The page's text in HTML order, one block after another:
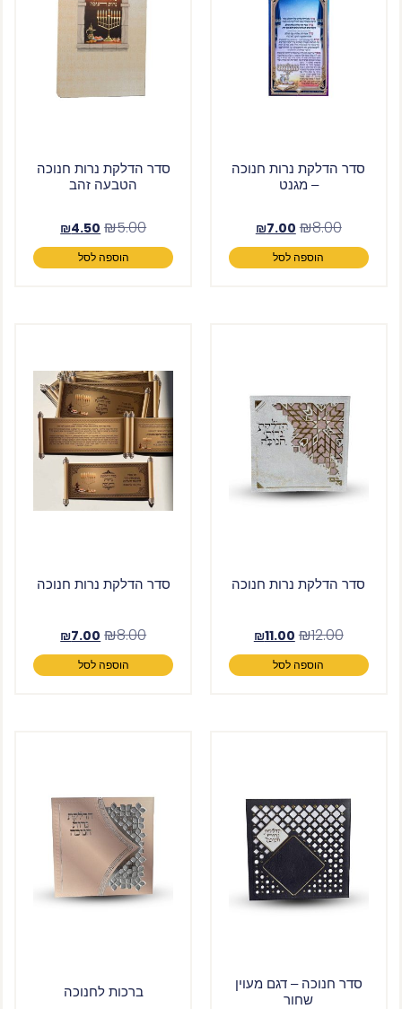
סדר הדלקת נרות חנוכה
– מגנט
₪8.00
₪7.00
הוספה לסל
סדר הדלקת נרות חנוכה
הטבעה זהב
₪5.00
₪4.50
הוספה לסל
סדר הדלקת נרות חנוכה
₪12.00
₪11.00
הוספה לסל
סדר הדלקת נרות חנוכה
₪8.00
₪7.00
הוספה לסל
סדר חנוכה – דגם מעוין
שחור
ברכות לחנוכה